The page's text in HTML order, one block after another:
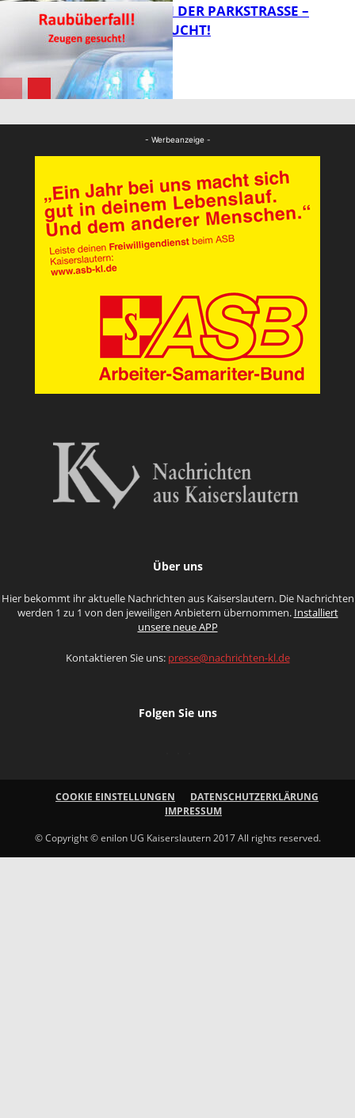
ÜBERFALL IN DER PARKSTRASSE – Z
EUGEN GESUCHT!
- Werbeanzeige -
Über uns
Hier bekommt ihr aktuelle Nachrichten aus Kaiserslautern. Die Nachrichten
werden 1 zu 1 von den jeweiligen Anbietern übernommen. Installiert
unsere neue APP
Kontaktieren Sie uns: presse@nachrichten-kl.de
Folgen Sie uns
COOKIE EINSTELLUNGEN
DATENSCHUTZERKLÄRUNG
IMPRESSUM
© Copyright © enilon UG Kaiserslautern 2017 All rights reserved.